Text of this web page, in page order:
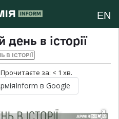
EN
в історії
В ІСТОРІЇ
Прочитаєте за: < 1 хв.
в Google